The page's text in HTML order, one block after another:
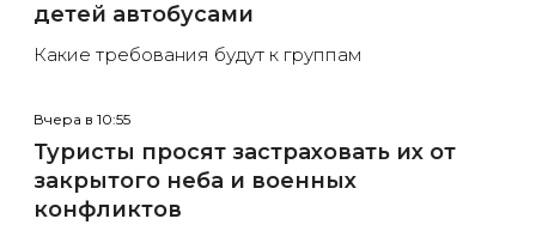
детей автобусами
Какие требования будут к группам
Вчера в 10:55
Туристы просят застраховать их от
закрытого неба и военных
конфликтов